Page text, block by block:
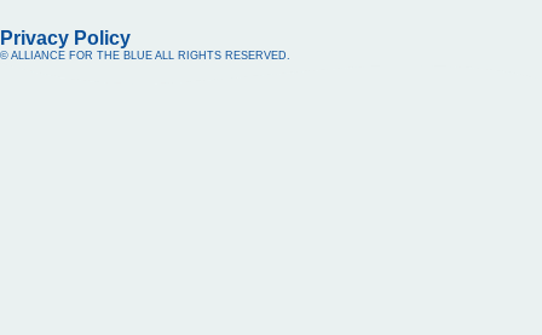
© ALLIANCE FOR THE BLUE ALL RIGHTS RESERVED.
Privacy Policy